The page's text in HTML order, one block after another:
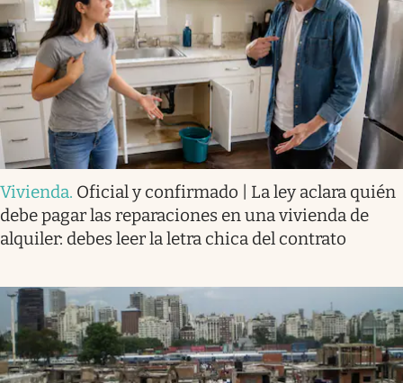
Vivienda. Oficial y confirmado | La ley aclara quién
debe pagar las reparaciones en una vivienda de
alquiler: debes leer la letra chica del contrato